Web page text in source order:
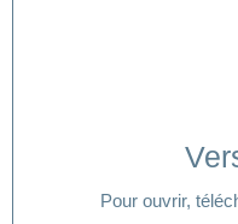
Pour ouvrir,